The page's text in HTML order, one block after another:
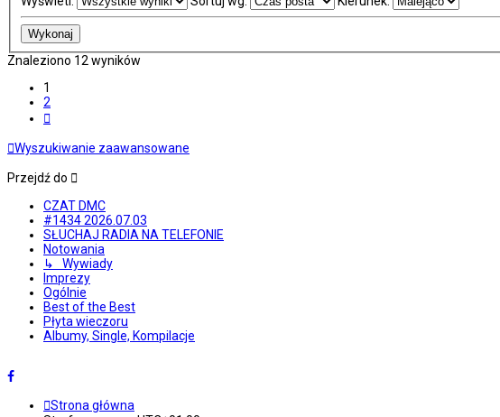
Znaleziono 12 wyników
1
2
Wyszukiwanie zaawansowane
Przejdź do
CZAT DMC
#1434 2026.07.03
SŁUCHAJ RADIA NA TELEFONIE
Notowania
↳ Wywiady
Imprezy
Ogólnie
Best of the Best
Płyta wieczoru
Albumy, Single, Kompilacje
Strona główna